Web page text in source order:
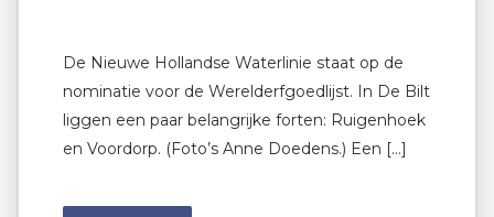
De Nieuwe Hollandse Waterlinie staat op de
nominatie voor de Werelderfgoedlijst. In De Bilt
liggen een paar belangrijke forten: Ruigenhoek
en Voordorp. (Foto’s Anne Doedens.) Een […]